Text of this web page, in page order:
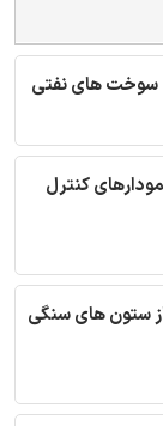
سوخت های نفتی
کنترل
ستون های سنگی